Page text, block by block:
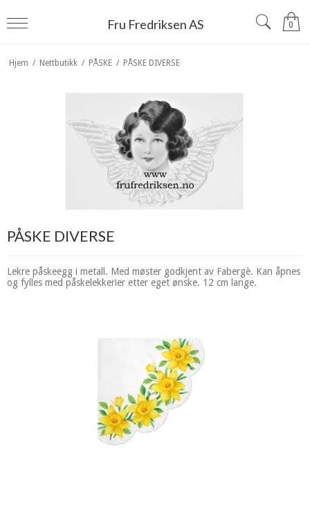
Fru Fredriksen AS 0
Hjem / Nettbutikk / PÅSKE / PÅSKE DIVERSE
PÅSKE DIVERSE
Lekre påskeegg i metall. Med møster godkjent av Fabergè. Kan åpnes
og fylles med påskelekkerier etter eget ønske. 12 cm lange.